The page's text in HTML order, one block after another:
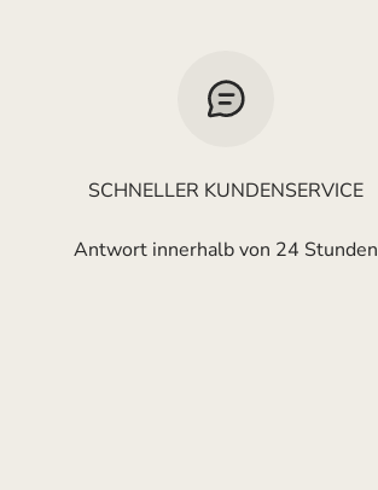
SCHNELLER KUNDENSERVICE
Antwort innerhalb von 24 Stunden